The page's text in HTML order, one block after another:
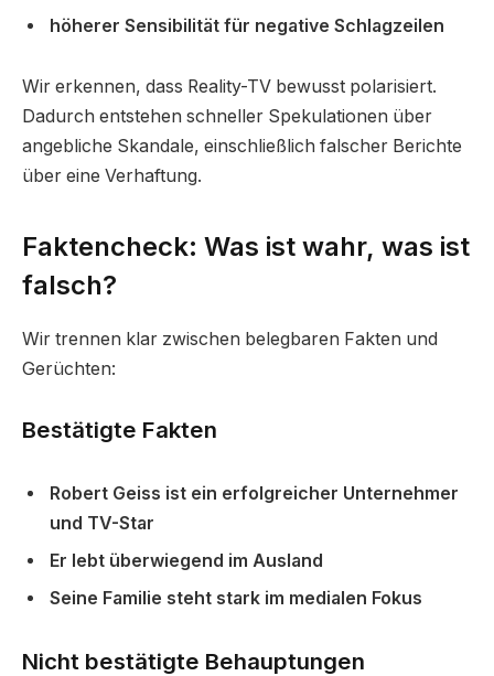
höherer Sensibilität für negative Schlagzeilen
Wir erkennen, dass Reality-TV bewusst polarisiert.
Dadurch entstehen schneller Spekulationen über
angebliche Skandale, einschließlich falscher Berichte
über eine Verhaftung.
Faktencheck: Was ist wahr, was ist
falsch?
Wir trennen klar zwischen belegbaren Fakten und
Gerüchten:
Bestätigte Fakten
Robert Geiss ist ein erfolgreicher Unternehmer
und TV-Star
Er lebt überwiegend im Ausland
Seine Familie steht stark im medialen Fokus
Nicht bestätigte Behauptungen